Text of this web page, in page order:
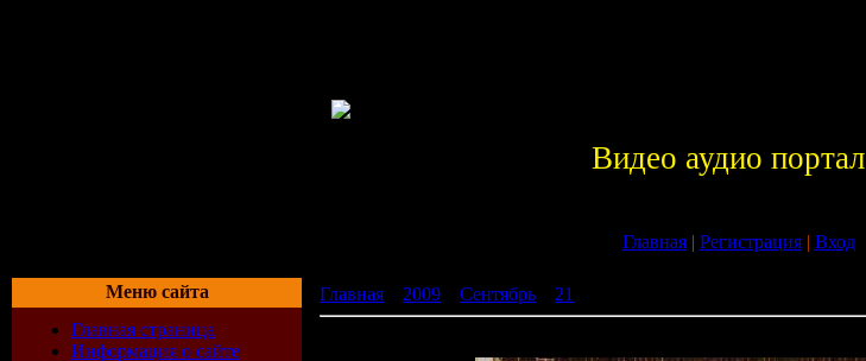
Видео аудио портал
Главная| Регистрация| Вход
Меню сайта
Главная страница
Информация о сайте
Главная 2009 Сентябрь 21